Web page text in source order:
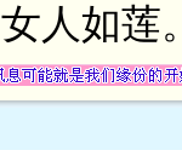
人如莲